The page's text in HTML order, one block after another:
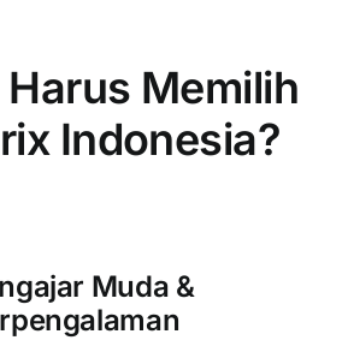
Memilih
Indonesia?
Muda &